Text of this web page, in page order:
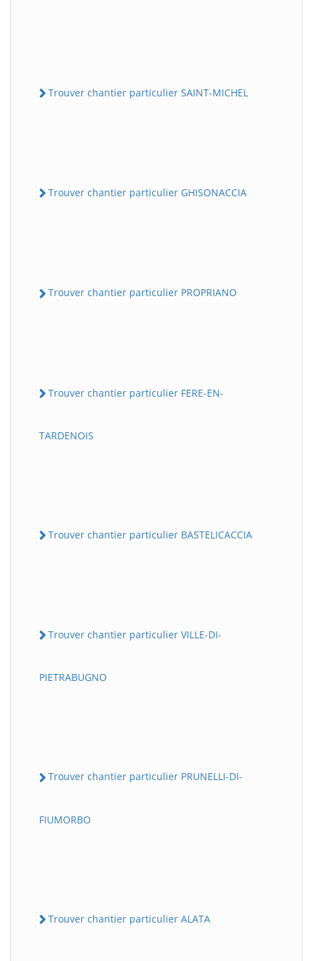
Trouver chantier particulier SAINT-MICHEL
Trouver chantier particulier GHISONACCIA
Trouver chantier particulier PROPRIANO
Trouver chantier particulier FERE-EN-
TARDENOIS
Trouver chantier particulier BASTELICACCIA
Trouver chantier particulier VILLE-DI-
PIETRABUGNO
Trouver chantier particulier PRUNELLI-DI-
FIUMORBO
Trouver chantier particulier ALATA